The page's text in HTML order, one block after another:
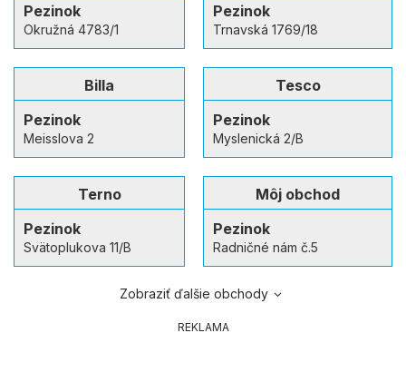
Pezinok
Okružná 4783/1
Pezinok
Trnavská 1769/18
Billa
Pezinok
Meisslova 2
Tesco
Pezinok
Myslenická 2/B
Terno
Pezinok
Svätoplukova 11/B
Môj obchod
Pezinok
Radničné nám č.5
Zobraziť ďalšie obchody
REKLAMA